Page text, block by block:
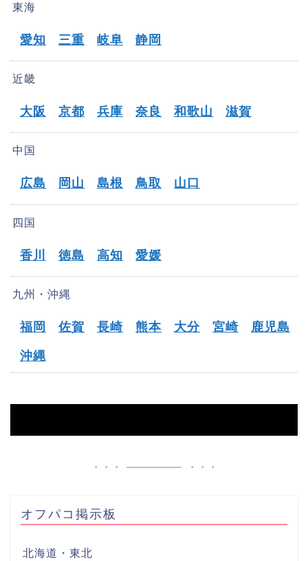
東海
愛知 三重 岐阜 静岡
近畿
大阪 京都 兵庫 奈良 和歌山 滋賀
中国
広島 岡山 島根 鳥取 山口
四国
香川 徳島 高知 愛媛
九州・沖縄
福岡 佐賀 長崎 熊本 大分 宮崎 鹿児島
沖縄
オフパコ掲示板
北海道・東北